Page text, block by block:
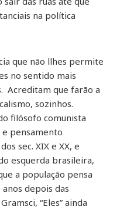
na política
que não llhes permite
no sentido mais
Acreditam que farão a
sozinhos.
filósofo comunista
pensamento
sec. XIX e XX, e
esquerda brasileira,
a população pensa
depois das
“Eles” ainda